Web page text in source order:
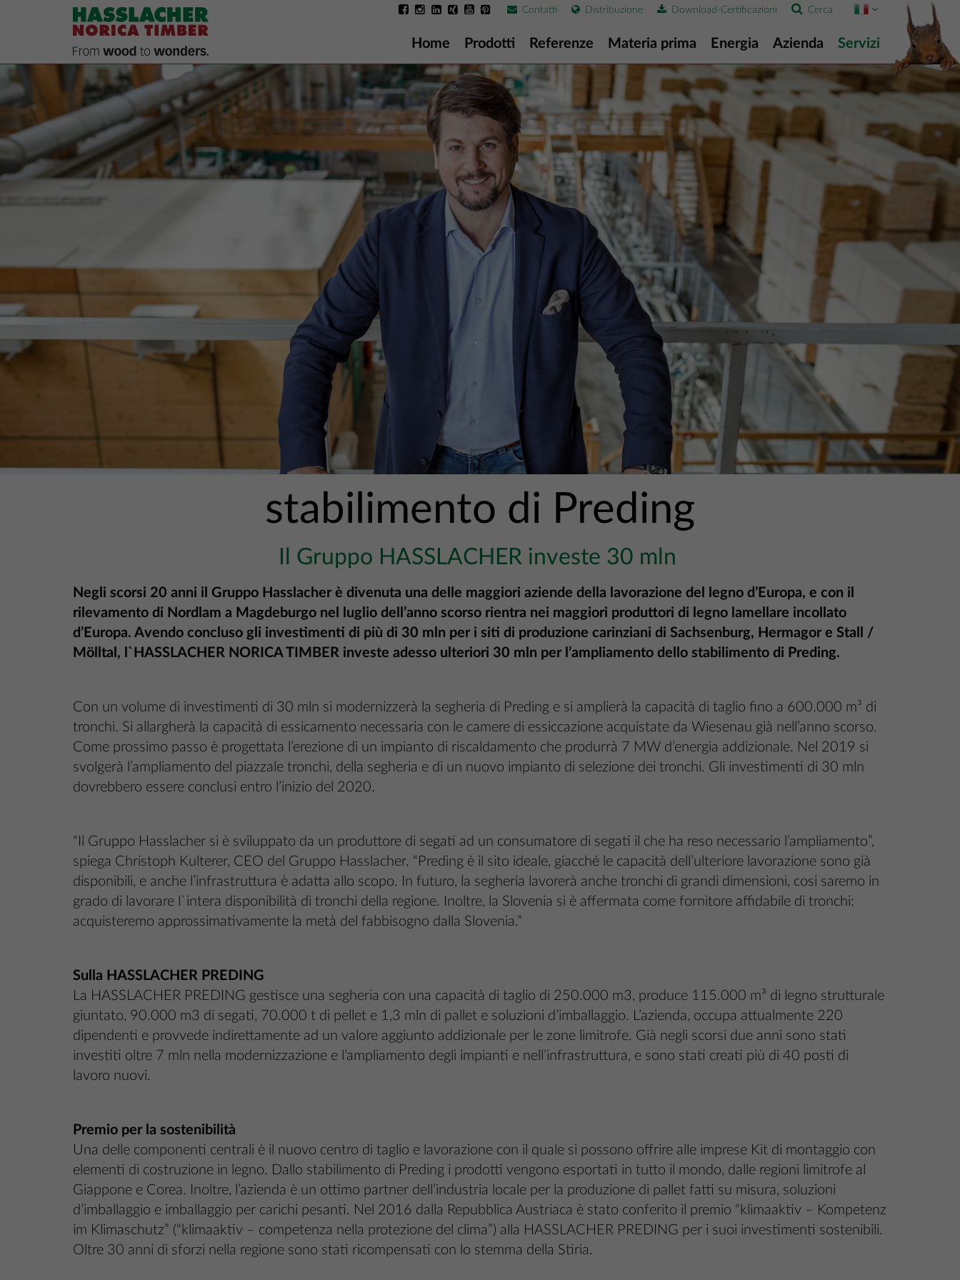
Home Prodotti Referenze Materia prima Energia Azienda Servizi
Cerca
Download-Certificazioni
Distribuzione
Contatti
stabilimento di Preding
Il Gruppo HASSLACHER investe 30 mln
Negli scorsi 20 anni il Gruppo Hasslacher è divenuta una delle maggiori aziende della lavorazione del
legno d’Europa, e con il
rilevamento di Nordlam a Magdeburgo nel luglio dell’anno scorso rientra nei maggiori produttori di legno lamellare incollato
d’Europa. Avendo concluso gli investimenti di più di 30 mln per i siti di produzione carinziani di Sachsenburg, Hermagor e Stall /
Mölltal, l`HASSLACHER NORICA TIMBER investe adesso ulteriori 30 mln per l’ampliamento dello stabilimento di Preding.
Con un volume di investimenti di 30 mln si modernizzerà la segheria di Preding e si amplierà la capacità di taglio fino a 600.000 m³ di
tronchi. Si allargherà la capacità di essicamento necessaria con le camere di essiccazione acquistate da Wiesenau già nell’anno scorso.
Come prossimo passo è progettata l’erezione di un impianto di riscaldamento che produrrà 7 MW d’energia addizionale. Nel 2019 si
svolgerà l’ampliamento del piazzale tronchi, della segheria e di un nuovo impianto di selezione dei tronchi. Gli investimenti di 30 mln
dovrebbero essere conclusi entro l’inizio del 2020.
“Il Gruppo Hasslacher si è sviluppato da un produttore di segati ad un consumatore di segati il che ha reso necessario l’ampliamento”,
spiega Christoph Kulterer, CEO del Gruppo Hasslacher. “Preding è il sito ideale, giacché le capacità dell’ulteriore lavorazione sono già
disponibili, e anche l’infrastruttura è adatta allo scopo. In futuro, la segheria lavorerà anche tronchi di grandi dimensioni, cosi saremo in
grado di lavorare l`intera disponibilità di tronchi della regione. Inoltre, la Slovenia si è affermata come fornitore affidabile di tronchi:
acquisteremo approssimativamente la metà del fabbisogno dalla Slovenia.”
Sulla HASSLACHER PREDING
La HASSLACHER PREDING gestisce una segheria con una capacità di taglio di 250.000 m3, produce 115.000 m³ di legno strutturale
giuntato, 90.000 m3 di segati, 70.000 t di pellet e 1,3 mln di pallet e soluzioni d’imballaggio. L’azienda, occupa attualmente 220
dipendenti e provvede indirettamente ad un valore aggiunto addizionale per le zone limitrofe. Già negli scorsi due anni sono stati
investiti oltre 7 mln nella modernizzazione e l’ampliamento degli impianti e nell’infrastruttura, e sono stati creati più di 40 posti di
lavoro nuovi.
Premio per la sostenibilità
Una delle componenti centrali è il nuovo centro di taglio e lavorazione con il quale si possono offrire alle imprese Kit di montaggio con
elementi di costruzione in legno. Dallo stabilimento di Preding i prodotti vengono esportati in tutto il mondo, dalle regioni limitrofe al
Giappone e Corea. Inoltre, l’azienda è un ottimo partner dell’industria locale per la produzione di pallet fatti su misura, soluzioni
d’imballaggio e imballaggio per carichi pesanti. Nel 2016 dalla Repubblica Austriaca è stato conferito il premio “klimaaktiv – Kompetenz
im Klimaschutz” (“klimaaktiv – competenza nella protezione del clima”) alla HASSLACHER PREDING per i suoi investimenti sostenibili.
Oltre 30 anni di sforzi nella regione sono stati ricompensati con lo stemma della Stiria.